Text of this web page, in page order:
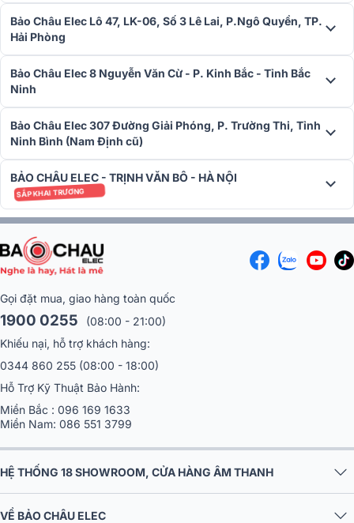
dụng.
Micro BCE U900 Plus X thuộc dòng micro thông minh và cao cấp,
được trang bị tính năng cảm biến tự động ngắt. Sau 3 giây không
sử dụng, micro sẽ tự động tắt tín hiệu, giúp kéo dài thời lượng pin,
tiết kiệm năng lượng và giảm tiếng ồn không mong muốn.
CÓ THỂ BẠN QUAN TÂM:
>>Micro không dây BCE U900 Plus X
năng hiện đại sử dụng cho hát karaoke, hội trường, phát biểu, biểu
diễn...
Máy chiếu BenQ MS560
độ tương phản 20.000:1, máy chiếu BenQ MS560 mang đến hình
ảnh rực rỡ và rõ ràng, cho trải nghiệm xem tuyệt vời dù trong môi
và cuốn hút. Chế độ này đảm bảo hiển thị chi tiết văn bản và biểu
Bảo Châu Elec Lô 47, LK-06, Số 3 Lê Lai, P.Ngô Quyền, TP.
Hải Phòng
Bảo Châu Elec 8 Nguyễn Văn Cừ - P. Kinh Bắc - Tỉnh Bắc
Ninh
Bảo Châu Elec 307 Đường Giải Phóng, P. Trường Thi, Tỉnh
Ninh Bình (Nam Định cũ)
BẢO CHÂU ELEC - TRỊNH VĂN BÔ - HÀ NỘI
SẮP KHAI TRƯƠNG
Gọi đặt mua, giao hàng toàn quốc
1900 0255
(08:00 - 21:00)
Khiếu nại, hỗ trợ khách hàng:
0344 860 255 (08:00 - 18:00)
Hỗ Trợ Kỹ Thuật Bảo Hành:
Miền Bắc : 096 169 1633
Miền Nam: 086 551 3799
HỆ THỐNG 18 SHOWROOM, CỬA HÀNG ÂM THANH
VỀ BẢO CHÂU ELEC